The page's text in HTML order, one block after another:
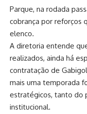
Parque, na rodada
cobrança por reforços
elenco.
A diretoria entende
realizados, ainda há
contratação de
mais uma temporada
estratégicos, tanto do
institucional.